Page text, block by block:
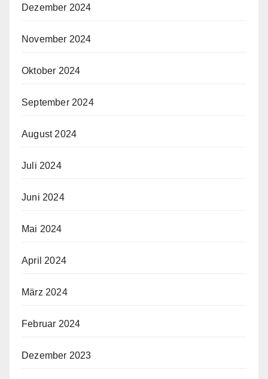
Dezember 2024
November 2024
Oktober 2024
September 2024
August 2024
Juli 2024
Juni 2024
Mai 2024
April 2024
März 2024
Februar 2024
Dezember 2023